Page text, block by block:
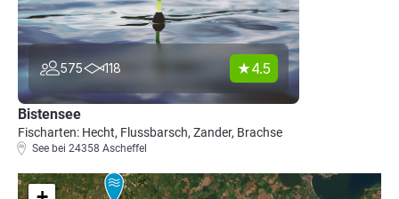
575 118 4.5
Bistensee
Fischarten: Hecht, Flussbarsch, Zander, Brachse
See bei 24358 Ascheffel